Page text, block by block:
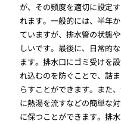
が、その頻度を適切に設定
れます。一般的には、半年
ていますが、排水管の状態
しいです。最後に、日常的
ます。排水口にゴミ受けを
れ込むのを防ぐことで、詰
らすことができます。また
に熱湯を流すなどの簡単な
に保つことができます。排